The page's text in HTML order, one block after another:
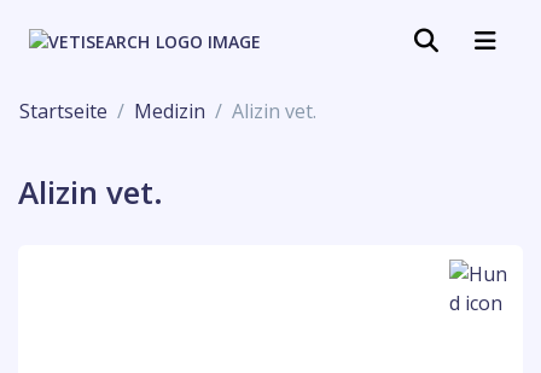
Startseite Medizin Alizin vet.
Alizin vet.